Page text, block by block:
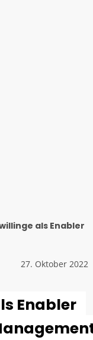
als Enabler
27. Oktober 2022
Enabler